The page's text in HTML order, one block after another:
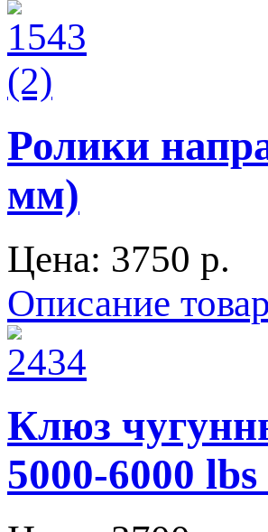
Ролики
мм)
Цена: 3750 p.
Описание
Клюз
5000-6000